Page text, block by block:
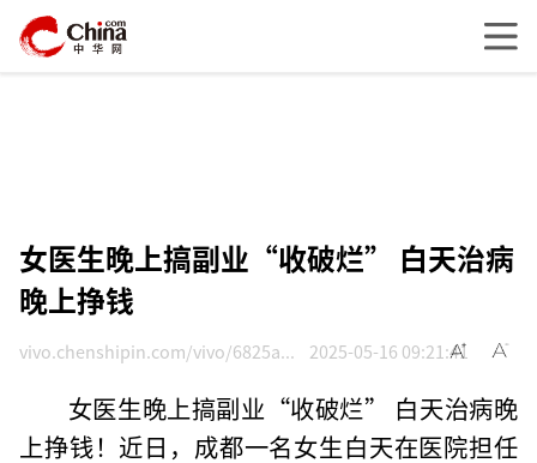
女医生晚上搞副业“收破烂” 白天治病
晚上挣钱
vivo.chenshipin.com/vivo/6825a... 2025-05-16 09:21:41
女医生晚上搞副业“收破烂” 白天治病晚
上挣钱！近日，成都一名女生白天在医院担任